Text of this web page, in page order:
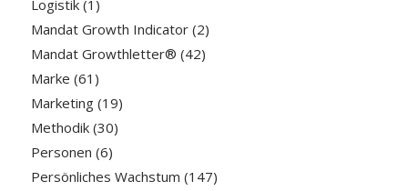
Logistik(1)
Mandat Growth Indicator(2)
Mandat Growthletter® (42)
Marke (61)
Marketing(19)
Methodik(30)
Personen (6)
Persönliches Wachstum (147)